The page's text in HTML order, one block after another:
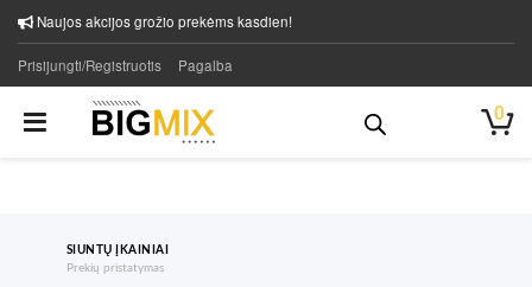
Naujos akcijos grožio prekėms kasdien!
Prisijungti/Registruotis Pagalba
0
SIUNTŲ ĮKAINIAI
Prekių pristatymas